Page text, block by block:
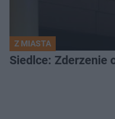
Z MIASTA
Siedlce: Zderzenie